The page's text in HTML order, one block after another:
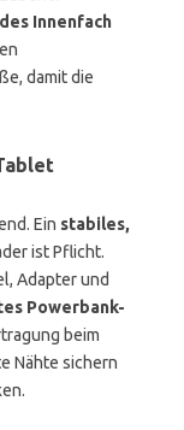
Innenfach
damit die
Ein stabiles,
ist Pflicht.
Adapter und
Powerbank-
beim
Nähte sichern